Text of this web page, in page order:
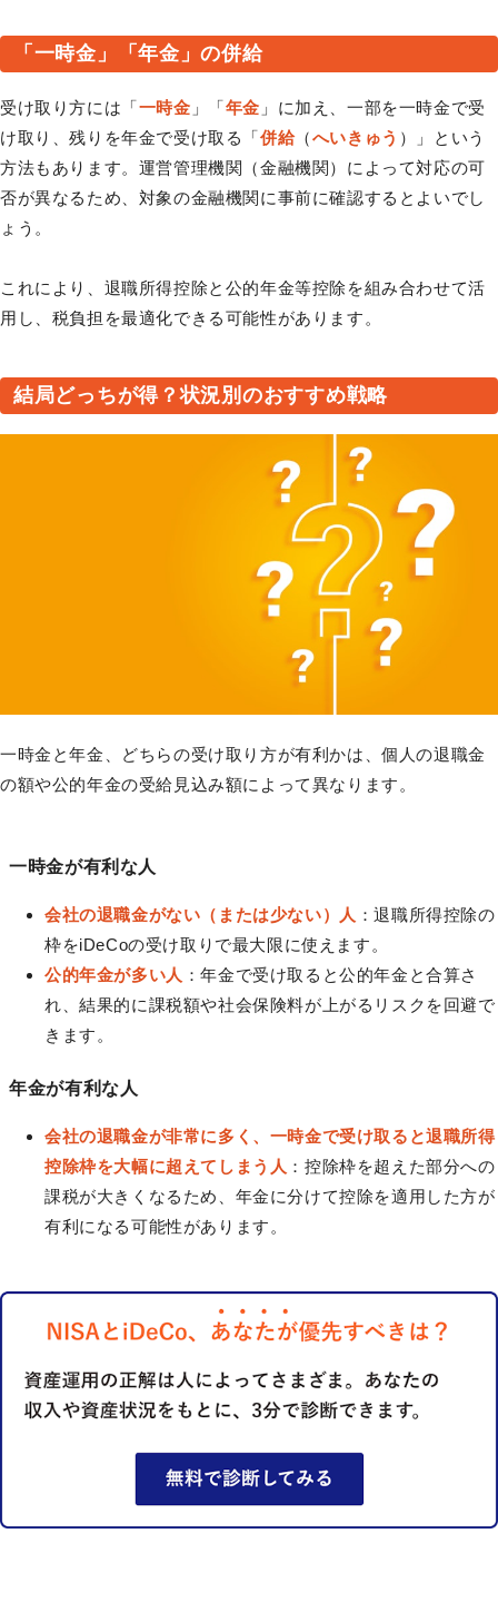
「一時金」「年金」の併給
受け取り方には「一時金 」「年金 」に加え、一部を一時金で受
け取り、残りを年金で受け取る「併給（へいきゅう ）」という
方法もあります。運営管理機関（金融機関）によって対応の可
否が異なるため、対象の金融機関に事前に確認するとよいでし
ょう。
これにより、退職所得控除と公的年金等控除を組み合わせて活
用し、税負担を最適化できる可能性があります。
結局どっちが得？状況別のおすすめ戦略
一時金と年金、どちらの受け取り方が有利かは、個人の退職金
の額や公的年金の受給見込み額によって異なります。
一時金が有利な人
会社の退職金がない（または少ない）人 ：退職所得控除の
枠をiDeCoの受け取りで最大限に使えます。
公的年金が多い人 ：年金で受け取ると公的年金と合算さ
れ、結果的に課税額や社会保険料が上がるリスクを回避で
きます。
年金が有利な人
会社の退職金が非常に多く、一時金で受け取ると退職所得
控除枠を大幅に超えてしまう人 ：控除枠を超えた部分への
課税が大きくなるため、年金に分けて控除を適用した方が
有利になる可能性があります。